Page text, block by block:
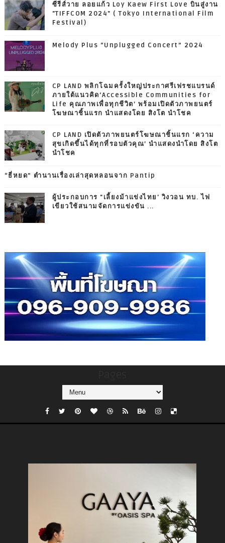
ซีรีส์วาย ลอยแก้ว Loy Kaew First Love บินสู่งาน
"TIFFCOM 2024" ( Tokyo International Film
Festival)
Melody Plus “Unplugged Concert” 2024
CP LAND พลิกโฉมครั้งใหญ่ประกาศรีเฟรชแบรนด์
ภายใต้แนวคิด‘Accessible Communities for
Life คุณภาพเพื่อทุกชีวิต’ พร้อมเปิดตัวภาพยนตร์
โฆษณาชิ้นแรก นำแสดงโดย สิงโต นำโชค
CP LAND เปิดตัวภาพยนตร์โฆษณาชิ้นแรก ‘ความ
สุขเกิดขึ้นได้ทุกที่รอบตัวคุณ’ นำแสดงนำโดย สิงโต
นำโชค
“ธี่หยด” ตำนานเรื่องเล่าสุดหลอนจาก Pantip
ผู้ประกอบการ "เลี้ยงม้าแข่งไทย' วิงวอน ทบ. ไฟ
เขียวใช้สนามจัดการแข่งขัน ...